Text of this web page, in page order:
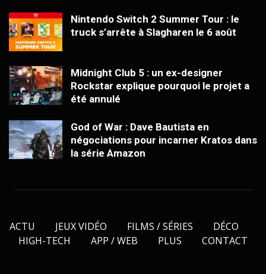
Nintendo Switch 2 Summer Tour : le
truck s’arrête à Slagharen le 6 août
Midnight Club 5 : un ex-designer
Rockstar explique pourquoi le projet a
été annulé
God of War : Dave Bautista en
négociations pour incarner Kratos dans
la série Amazon
ACTU JEUX VIDÉO FILMS / SÉRIES
DÉCO
HIGH-TECH
APP / WEB PLUS CONTACT